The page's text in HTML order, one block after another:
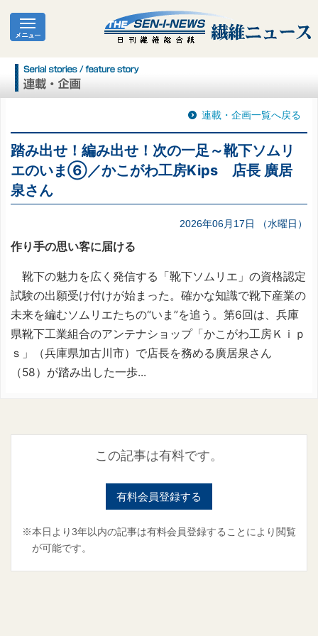
連載・企画一覧へ戻る
踏み出せ！編み出せ！次の一足～靴下ソムリ
エのいま⑥／かこがわ工房Kips 店長 廣居
泉さん
2026年06月17日 （水曜日）
作り手の思い客に届ける
靴下の魅力を広く発信する「靴下ソムリエ」の資格認定
試験の出願受け付けが始まった。確かな知識で靴下産業の
未来を編むソムリエたちの“いま”を追う。第6回は、兵庫
県靴下工業組合のアンテナショップ「かこがわ工房Ｋｉｐ
ｓ」（兵庫県加古川市）で店長を務める廣居泉さん
（58）が踏み出した一歩...
この記事は有料です。
有料会員登録する
※本日より3年以内の記事は有料会員登録することにより閲覧
が可能です。